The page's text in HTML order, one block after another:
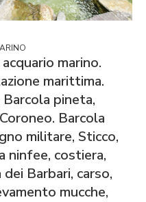
marino.
marittima.
pineta,
Barcola
militare, Sticco,
ninfee, costiera,
Barbari, carso,
mucche,